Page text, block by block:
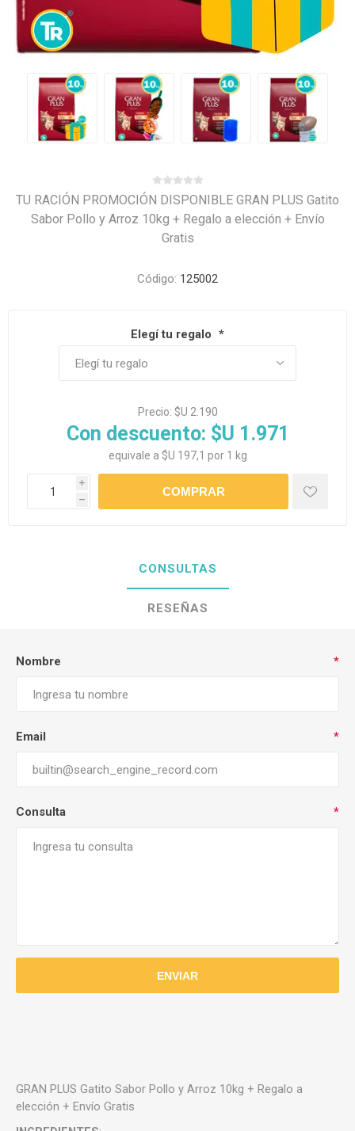
TU RACIÓN PROMOCIÓN DISPONIBLE GRAN PLUS Gatito
Sabor Pollo y Arroz 10kg + Regalo a elección + Envío
Gratis
Código: 125002
Elegí tu regalo *
Precio: $U 2.190
Con descuento: $U 1.971
equivale a $U 197,1 por 1 kg
i
h
CONSULTAS
RESEÑAS
Nombre *
Email *
Consulta *
GRAN PLUS Gatito Sabor Pollo y Arroz 10kg + Regalo a
elección + Envío Gratis